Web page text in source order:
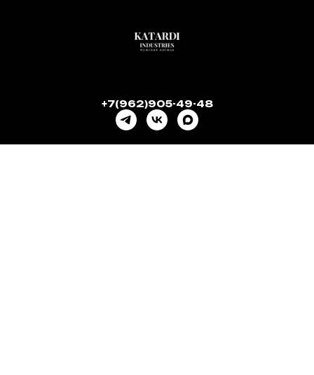
+7(962)905-49-48